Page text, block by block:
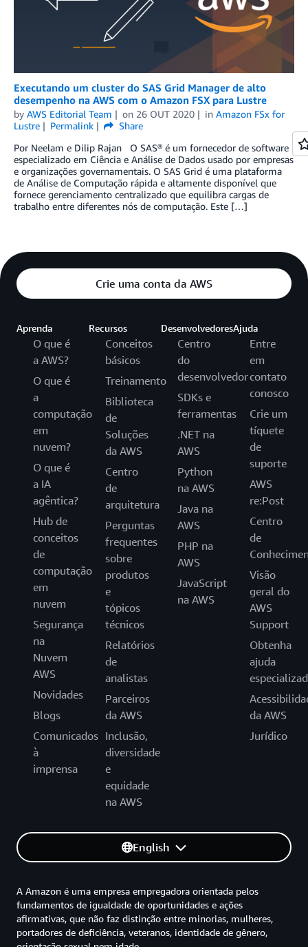
Executando um cluster do SAS Grid Manager de alto
desempenho na AWS com o Amazon FSX para Lustre
by AWS Editorial Team on 26 OUT 2020 in Amazon FSx for
Lustre
Permalink
Share
Por Neelam e Dilip Rajan O SAS® é um fornecedor de software
especializado em Ciência e Análise de Dados usado por empresas
e organizações governamentais. O SAS Grid é uma plataforma
de Análise de Computação rápida e altamente disponível que
fornece gerenciamento centralizado que equilibra cargas de
trabalho entre diferentes nós de computação. Este […]
Crie uma conta da AWS
Aprenda
O que é
a AWS?
O que é
a
computação
em
nuvem?
O que é
a IA
agêntica?
Hub de
conceitos
de
computação
em
nuvem
Segurança
na
Nuvem
AWS
Novidades
Blogs
Comunicados
à
imprensa
Recursos
Conceitos
básicos
Treinamento
Biblioteca
de
Soluções
da AWS
Centro
de
arquitetura
Perguntas
frequentes
sobre
produtos
e
tópicos
técnicos
Relatórios
de
analistas
Parceiros
da AWS
Inclusão,
diversidade
e
equidade
na AWS
Desenvolvedores
Centro
do
desenvolvedor
SDKs e
ferramentas
.NET na
AWS
Python
na AWS
Java na
AWS
PHP na
AWS
JavaScript
na AWS
Ajuda
Entre
em
contato
conosco
Crie um
tíquete
de
suporte
AWS
re:Post
Centro
de
Visão
geral do
AWS
Support
Obtenha
ajuda
da AWS
Jurídico
English
A Amazon é uma empresa empregadora orientada pelos
fundamentos de igualdade de oportunidades e ações
afirmativas, que não faz distinção entre minorias, mulheres,
portadores de deficiência, veteranos, identidade de gênero,